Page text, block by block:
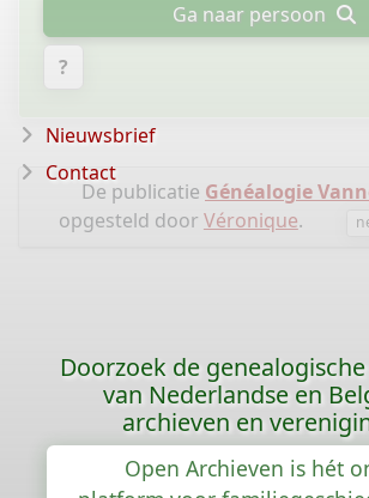
Ga naar persoon
?
De publicatie Généalogie
opgesteld door Véronique.
Nieuwsbrief
Contact
Doorzoek de
van Nederlandse en
archieven en
Open Archieven is hét